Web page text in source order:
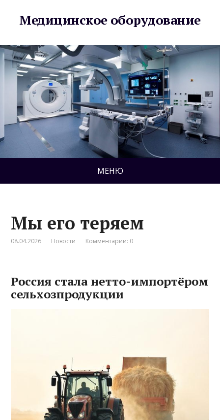
Медицинское оборудование
МЕНЮ
Мы его теряем
08.04.2026 Новости Комментарии: 0
Россия стала нетто-импортёром
сельхозпродукции